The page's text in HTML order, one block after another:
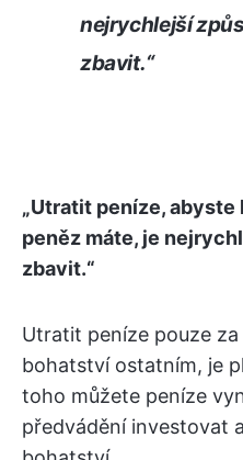
nejrychlejší
zbavit.“
„Utratit peníze, abyste
peněz máte, je
zbavit.“
Utratit peníze pouze
bohatství ostatním, je
toho můžete peníze
předvádění investovat